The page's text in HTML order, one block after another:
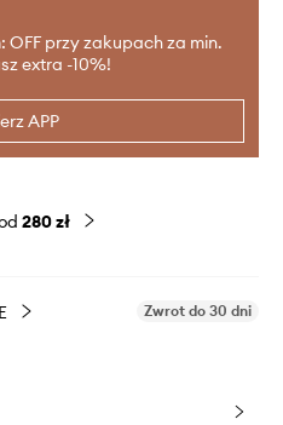
OFF przy zakupach za min.
extra -10%!
APP
280 zł
Zwrot do 30 dni